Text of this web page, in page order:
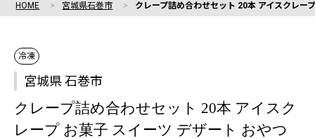
HOME
宮城県石巻市 クレープ詰め合わせセット 20本 アイスクレー
冷凍
宮城県 石巻市
クレープ詰め合わせセット 20本 アイスク
レープ お菓子 スイーツ デザート おやつ